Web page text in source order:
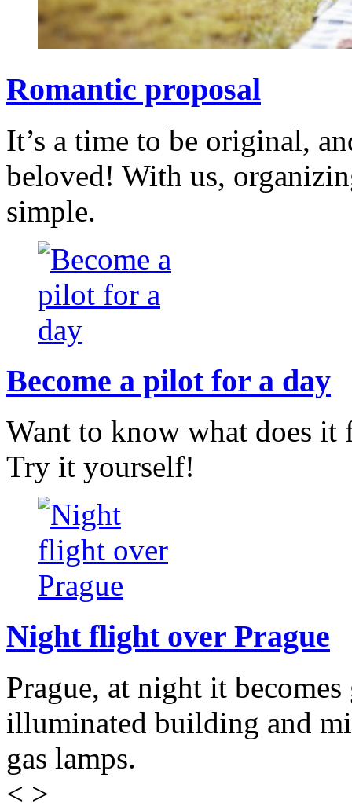
Romantic proposal
It’s a time to be original,
beloved! With us,
simple.
Become a pilot for a day
Want to know what does
Try it yourself!
Night flight over Prague
Prague, at night it
illuminated building and
gas lamps.
< >